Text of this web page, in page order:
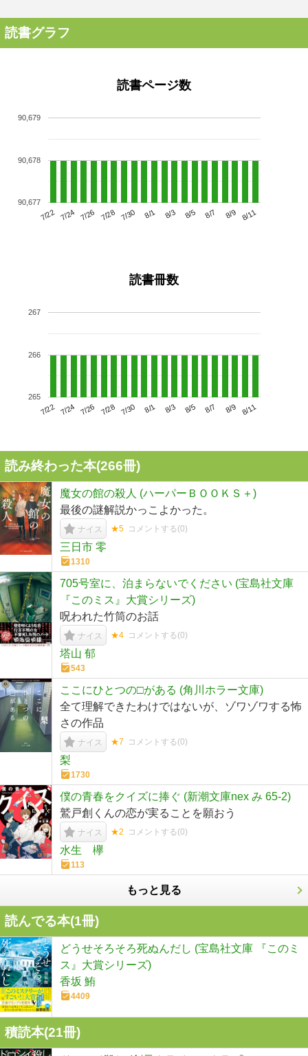
読書グラフ
読書ページ数
7/22 7/24 7/26 7/28 7/30 8/1 8/3 8/5 8/7 8/9 8/11
90,677
90,678
90,679
読書冊数
7/22 7/24 7/26 7/28 7/30 8/1 8/3 8/5 8/7 8/9 8/11
265
266
267
読み終わった本(266冊)
魔女の館の殺人 (ハーパーＢＯＯＫＳ＋)
最後の謎解説かっこよかった。
ナイス ★5 コメントする(0)
三日市 零
1310
705号室に、泊まらないでください (宝島社文庫
『このミス』大賞シリーズ)
呪われた竹筒のお話
ナイス ★4 コメントする(0)
塔山 郁
543
ここにひとつの□がある (角川ホラー文庫)
全て理解できたわけではないが、ゾワゾワする怖
さの作品
ナイス ★7 コメントする(0)
梨
1730
僕の青春をクイズに捧ぐ (新潮文庫nex み 65-2)
鷲戸創くんの恋が実ることを願おう
ナイス ★2 コメントする(0)
水生 欅
113
もっと見る
読んでる本(1冊)
どうせそろそろ死ぬんだし (宝島社文庫 『このミ
ス』大賞シリーズ)
香坂 鮪
4409
積読本(21冊)